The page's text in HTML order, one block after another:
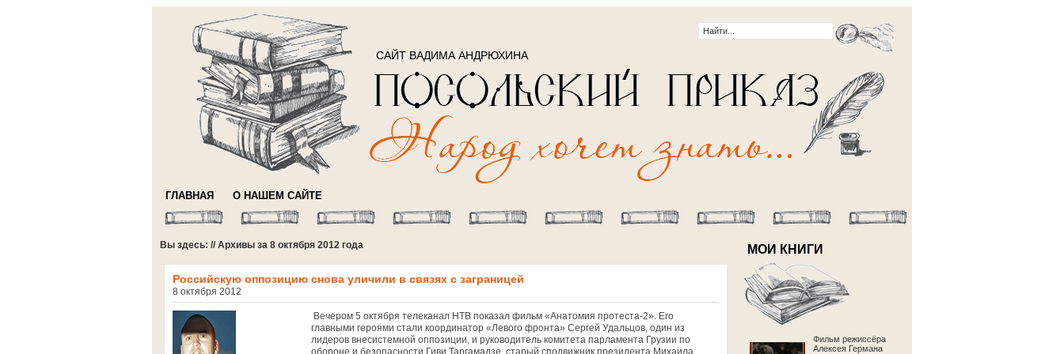
САЙТ ВАДИМА АНДРЮХИНА
ГЛАВНАЯ О НАШЕМ САЙТЕ
Вы здесь: // Архивы за 8 октября 2012 года
Российскую оппозицию снова уличили в связях с заграницей
8 октября 2012
Вечером 5 октября телеканал НТВ показал фильм «Анатомия протеста-2». Его
главными героями стали координатор «Левого фронта» Сергей Удальцов, один из
лидеров внесистемной оппозиции, и руководитель комитета парламента Грузии по
обороне и безопасности Гиви Таргамадзе, старый сподвижник президента Михаила
МОИ КНИГИ
Фильм режиссёра
Алексея Германа